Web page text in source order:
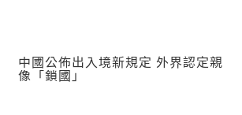
中國公佈出入境新規定 外界認定親
像「鎖國」